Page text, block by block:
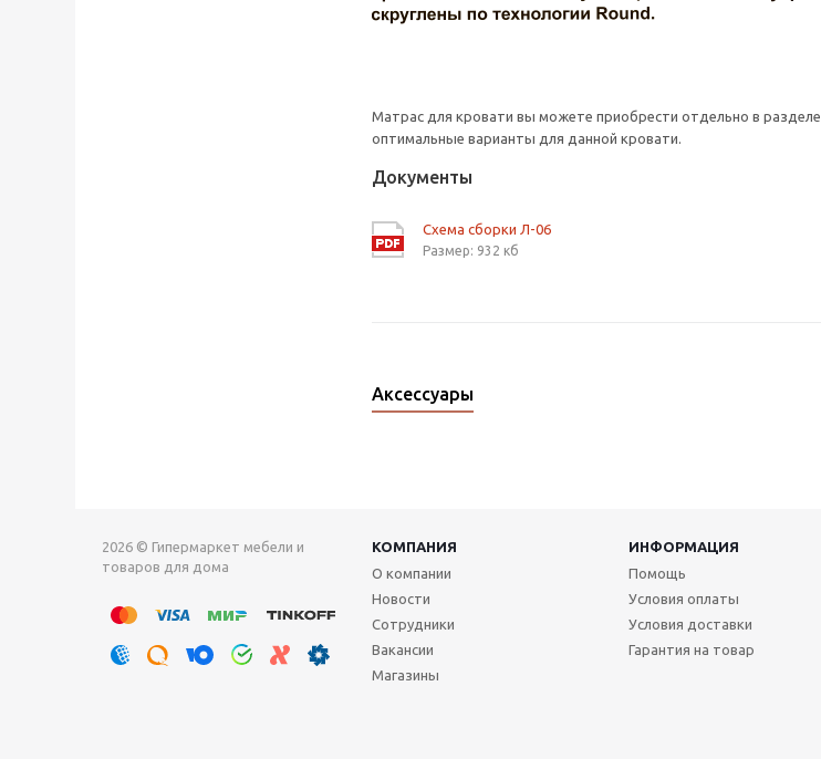
Матрас для кровати вы можете приобрести отдельно в разделе
оптимальные варианты для данной кровати.
Документы
Схема сборки Л-06
Размер: 932 кб
Аксессуары
2026 © Гипермаркет мебели и
товаров для дома
КОМПАНИЯ ИНФОРМАЦИЯ
О компании
Новости
Сотрудники
Вакансии
Магазины
Помощь
Условия оплаты
Условия доставки
Гарантия на товар